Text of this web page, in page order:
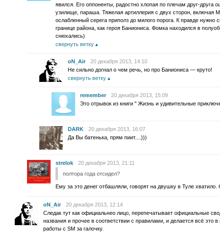
явился. Его оппоненты, радостно хлопая по плечам друг-друга
узилище, параша. Тяжелая артиллерия с двух сторон, включая
ослабленный серега приполз до милого порога. К правде нужно
границе района, как героя Баниониса. Фомка находился в
снюхались)
свернуть ветку
oN_Air
20 декабря 2013, 14:10
Не сильно догнал о чем речь, но про Баниониса — круто!
свернуть ветку
remember
20 декабря 2013, 15:09
Это отрывок из книги " Жизнь и удивительные
DARK
20 декабря 2013, 16:07
Да Вы батенька, прям пиит....)))
strelok
20 декабря 2013, 21:11
полтора года отсидел?
Ему за это денег отбашляли, говорят на двушку в Туле хватило.
oN_Air
20 декабря 2013, 12:14
Следак тут как официальнео лицо, перепечатывает официальные
названия и прочее в соответствии с правилами, и делается всё это
работы с SM за галочку.